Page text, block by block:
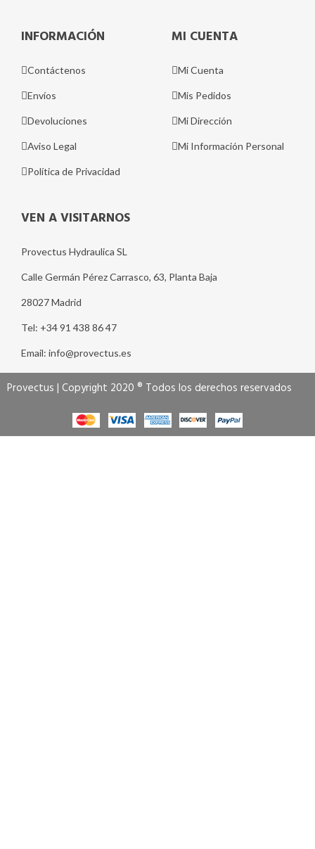
INFORMACIÓN
Contáctenos
Envíos
Devoluciones
Aviso Legal
Política de Privacidad
MI CUENTA
Mi Cuenta
Mis Pedidos
Mi Dirección
Mi Información Personal
VEN A VISITARNOS
Provectus Hydraulica SL
Calle Germán Pérez Carrasco, 63, Planta Baja
28027 Madrid
Tel: +34 91 438 86 47
Email: info@provectus.es
Provectus | Copyright 2020 ® Todos los derechos reservados